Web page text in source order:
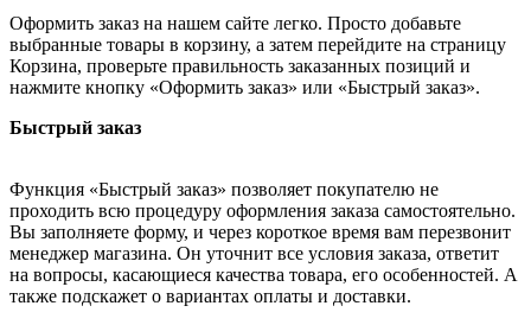
Оформить заказ на нашем сайте легко. Просто добавьте
выбранные товары в корзину, а затем перейдите на страницу
Корзина, проверьте правильность заказанных позиций и
нажмите кнопку «Оформить заказ» или «Быстрый заказ».
Быстрый заказ
Функция «Быстрый заказ» позволяет покупателю не
проходить всю процедуру оформления заказа самостоятельно.
Вы заполняете форму, и через короткое время вам перезвонит
менеджер магазина. Он уточнит все условия заказа, ответит
на вопросы, касающиеся качества товара, его особенностей. А
также подскажет о вариантах оплаты и доставки.